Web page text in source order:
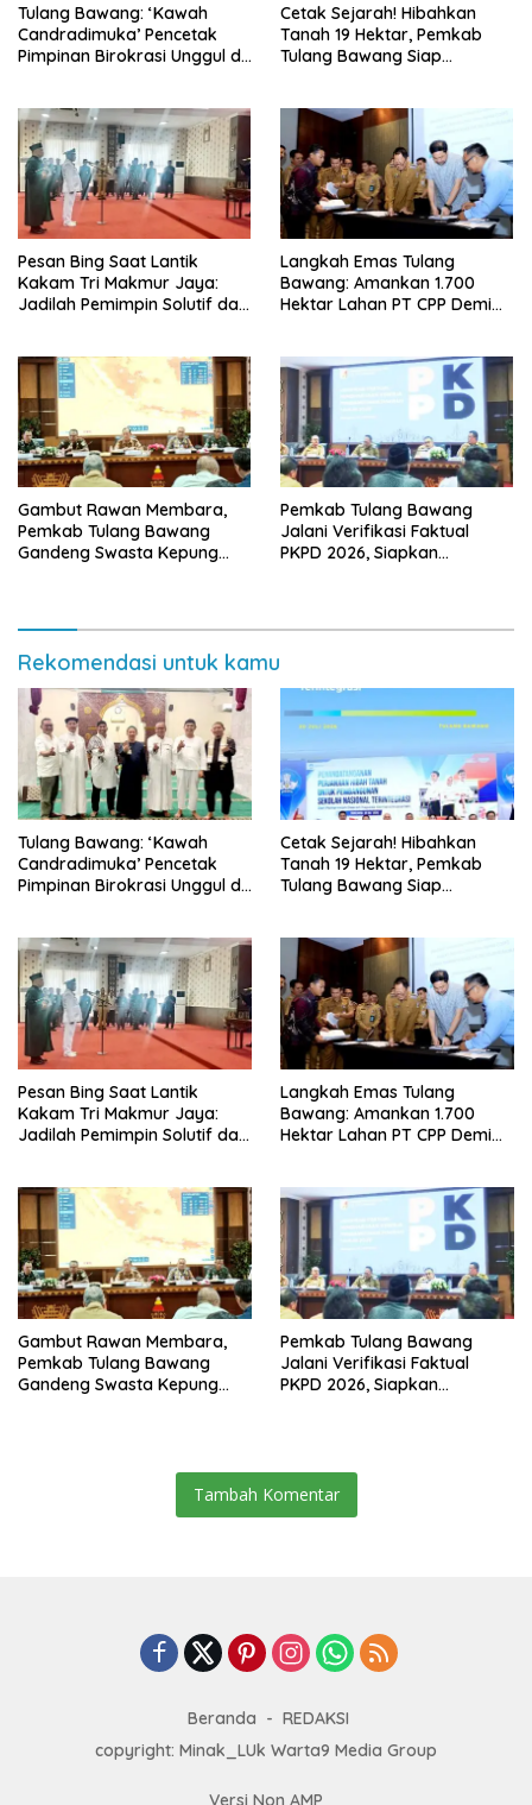
Tulang Bawang: ‘Kawah
Candradimuka’ Pencetak
Pimpinan Birokrasi Unggul di
Cetak Sejarah! Hibahkan
Tanah 19 Hektar, Pemkab
Tulang Bawang Siap
Lampung
Pesan Bing Saat Lantik
Kakam Tri Makmur Jaya:
Jadilah Pemimpin Solutif dan
Langkah Emas Tulang
Bawang: Amankan 1.700
Hektar Lahan PT CPP Demi
Gambut Rawan Membara,
Pemkab Tulang Bawang
Gandeng Swasta Kepung
Pemkab Tulang Bawang
Jalani Verifikasi Faktual
PKPD 2026, Siapkan
Rekomendasi untuk kamu
Tulang Bawang: ‘Kawah
Candradimuka’ Pencetak
Pimpinan Birokrasi Unggul di
Cetak Sejarah! Hibahkan
Tanah 19 Hektar, Pemkab
Tulang Bawang Siap
Lampung
Pesan Bing Saat Lantik
Kakam Tri Makmur Jaya:
Jadilah Pemimpin Solutif dan
Langkah Emas Tulang
Bawang: Amankan 1.700
Hektar Lahan PT CPP Demi
Gambut Rawan Membara,
Pemkab Tulang Bawang
Gandeng Swasta Kepung
Pemkab Tulang Bawang
Jalani Verifikasi Faktual
PKPD 2026, Siapkan
Tambah Komentar
Beranda
REDAKSI
copyright: Minak_LUk Warta9 Media Group
Versi Non AMP